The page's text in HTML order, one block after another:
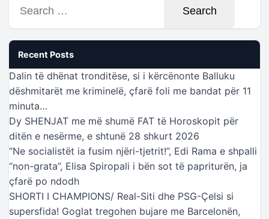
for:
Recent Posts
Dalin të dhënat tronditëse, si i kërcënonte Balluku
dëshmitarët me kriminelë, çfarë foli me bandat për 11
minuta…
Dy SHENJAT me më shumë FAT të Horoskopit për
ditën e nesërme, e shtunë 28 shkurt 2026
“Ne socialistët ia fusim njëri-tjetrit!”, Edi Rama e shpalli
“non-grata”, Elisa Spiropali i bën sot të papriturën, ja
çfarë po ndodh
SHORTI I CHAMPIONS/ Real-Siti dhe PSG-Çelsi si
supersfida! Goglat tregohen bujare me Barcelonën,